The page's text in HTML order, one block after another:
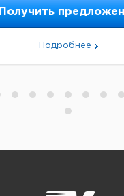
Получить
Подробнее